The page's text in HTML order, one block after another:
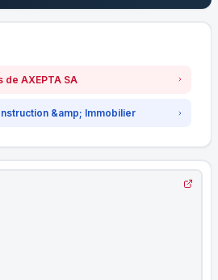
AXEPTA SA
&amp; Immobilier